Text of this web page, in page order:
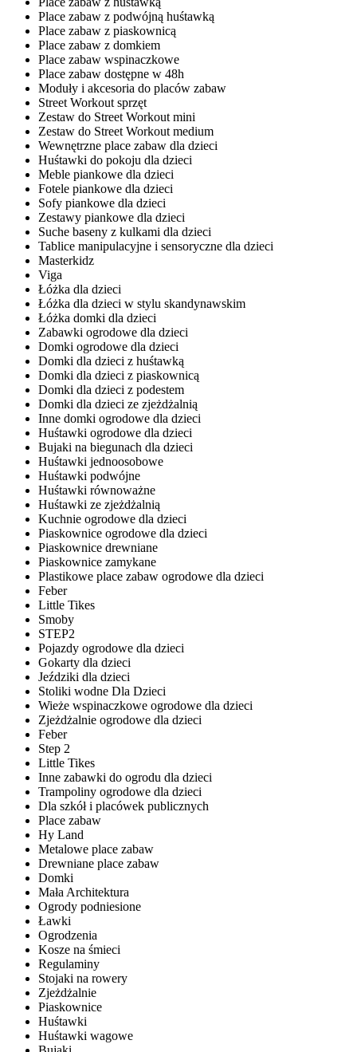
Place zabaw z podwójną huśtawką
Place zabaw z piaskownicą
Place zabaw z domkiem
Place zabaw wspinaczkowe
Place zabaw dostępne w 48h
Moduły i akcesoria do placów zabaw
Street Workout sprzęt
Zestaw do Street Workout mini
Zestaw do Street Workout medium
Wewnętrzne place zabaw dla dzieci
Huśtawki do pokoju dla dzieci
Meble piankowe dla dzieci
Fotele piankowe dla dzieci
Sofy piankowe dla dzieci
Zestawy piankowe dla dzieci
Suche baseny z kulkami dla dzieci
Tablice manipulacyjne i sensoryczne dla dzieci
Masterkidz
Viga
Łóżka dla dzieci
Łóżka dla dzieci w stylu skandynawskim
Łóżka domki dla dzieci
Zabawki ogrodowe dla dzieci
Domki ogrodowe dla dzieci
Domki dla dzieci z huśtawką
Domki dla dzieci z piaskownicą
Domki dla dzieci z podestem
Domki dla dzieci ze zjeżdżalnią
Inne domki ogrodowe dla dzieci
Huśtawki ogrodowe dla dzieci
Bujaki na biegunach dla dzieci
Huśtawki jednoosobowe
Huśtawki podwójne
Huśtawki równoważne
Huśtawki ze zjeżdżalnią
Kuchnie ogrodowe dla dzieci
Piaskownice ogrodowe dla dzieci
Piaskownice drewniane
Piaskownice zamykane
Plastikowe place zabaw ogrodowe dla dzieci
Feber
Little Tikes
Smoby
STEP2
Pojazdy ogrodowe dla dzieci
Gokarty dla dzieci
Jeździki dla dzieci
Stoliki wodne Dla Dzieci
Wieże wspinaczkowe ogrodowe dla dzieci
Zjeżdżalnie ogrodowe dla dzieci
Feber
Step 2
Little Tikes
Inne zabawki do ogrodu dla dzieci
Trampoliny ogrodowe dla dzieci
Dla szkół i placówek publicznych
Place zabaw
Hy Land
Metalowe place zabaw
Drewniane place zabaw
Domki
Mała Architektura
Ogrody podniesione
Ławki
Ogrodzenia
Kosze na śmieci
Regulaminy
Stojaki na rowery
Zjeżdżalnie
Piaskownice
Huśtawki
Huśtawki wagowe